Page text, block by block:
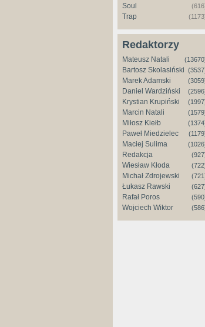
Soul
Trap
Redaktorzy
Mateusz Natali
Bartosz Skolasiński
Marek Adamski
Daniel Wardziński
Krystian Krupiński
Marcin Natali
Miłosz Kiełb
Paweł Miedzielec
Maciej Sulima
Redakcja
Wiesław Kłoda
Michał Zdrojewski
Łukasz Rawski
Rafał Poros
Wojciech Wiktor